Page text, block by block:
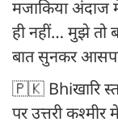
मजाकिया अंदाज
ही नहीं… मुझे तो
बात सुनकर
🇵🇰 Bhiखारि
पर उत्तरी